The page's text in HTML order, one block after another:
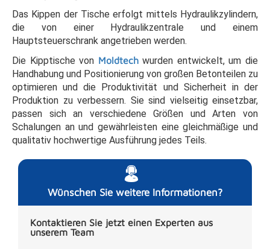
Das Kippen der Tische erfolgt mittels Hydraulikzylindern,
die von einer Hydraulikzentrale und einem
Hauptsteuerschrank angetrieben werden.
Die Kipptische von Moldtechwurden entwickelt, um die
Handhabung und Positionierung von großen Betonteilen zu
optimieren und die Produktivität und Sicherheit in der
Produktion zu verbessern. Sie sind vielseitig einsetzbar,
passen sich an verschiedene Größen und Arten von
Schalungen an und gewährleisten eine gleichmäßige und
qualitativ hochwertige Ausführung jedes Teils.
Wünschen Sie weitere Informationen?
Kontaktieren Sie jetzt einen Experten aus
unserem Team